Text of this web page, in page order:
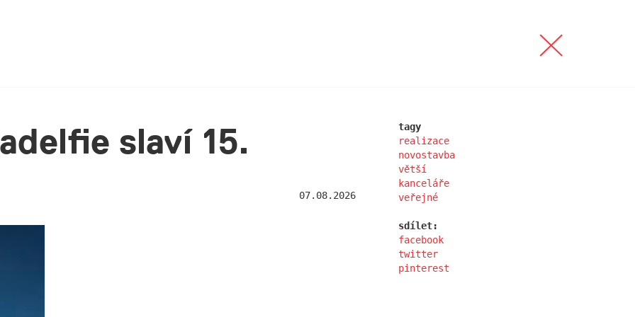
english
společnosti a zároveň důležitou
každodenního chodu kanceláře. Pokud
s lidmi, máš smysl pro pořádek
realizace
novostavba
rekonstrukce
větší
menší
slaví 15.
07.08.2026
tagy
realizace
novostavba
větší
kanceláře
veřejné
sdílet:
facebook
twitter
pinterest